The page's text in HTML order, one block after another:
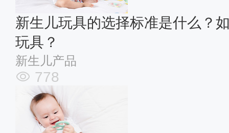
新生儿玩具的选择标准是什么？
玩具？
新生儿产品
778